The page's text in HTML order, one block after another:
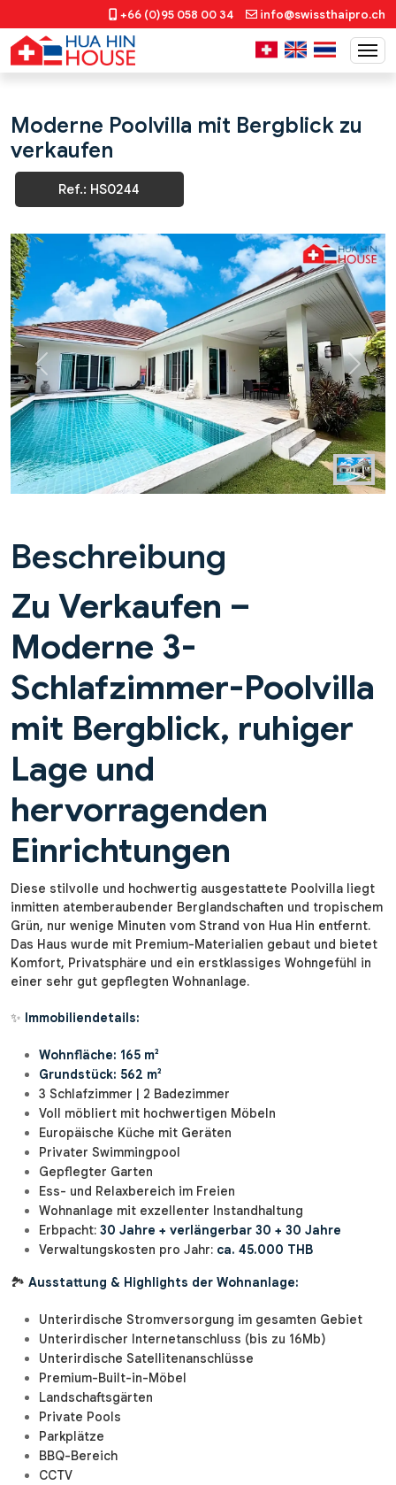
+66 (0)95 058 00 34 info@swissthaipro.ch
Moderne Poolvilla mit Bergblick zu
verkaufen
Ref.: HS0244
Previous Next
Beschreibung
Zu Verkaufen –
Moderne 3-
Schlafzimmer-Poolvilla
mit Bergblick, ruhiger
Lage und
hervorragenden
Einrichtungen
Diese stilvolle und hochwertig ausgestattete Poolvilla liegt
inmitten atemberaubender Berglandschaften und tropischem
Grün, nur wenige Minuten vom Strand von Hua Hin entfernt.
Das Haus wurde mit Premium-Materialien gebaut und bietet
Komfort, Privatsphäre und ein erstklassiges Wohngefühl in
einer sehr gut gepflegten Wohnanlage.
✨ Immobiliendetails:
Wohnfläche: 165 m²
Grundstück: 562 m²
3 Schlafzimmer | 2 Badezimmer
Voll möbliert mit hochwertigen Möbeln
Europäische Küche mit Geräten
Privater Swimmingpool
Gepflegter Garten
Ess- und Relaxbereich im Freien
Wohnanlage mit exzellenter Instandhaltung
Erbpacht: 30 Jahre + verlängerbar 30 + 30 Jahre
Verwaltungskosten pro Jahr: ca. 45.000 THB
🏞️ Ausstattung & Highlights der Wohnanlage:
Unterirdische Stromversorgung im gesamten Gebiet
Unterirdischer Internetanschluss (bis zu 16Mb)
Unterirdische Satellitenanschlüsse
Premium-Built-in-Möbel
Landschaftsgärten
Private Pools
Parkplätze
BBQ-Bereich
CCTV